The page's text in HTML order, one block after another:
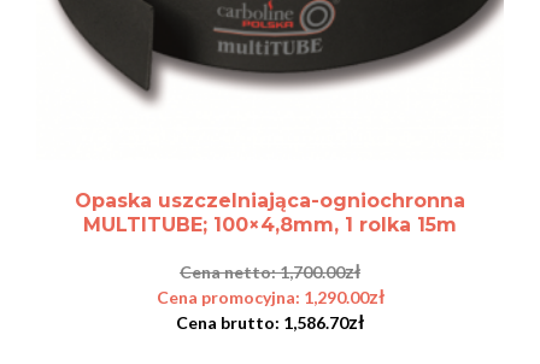
Opaska uszczelniająca-ogniochronna
MULTITUBE; 100×4,8mm, 1 rolka 15m
1,700.00zł
1,290.00zł
1,586.70zł